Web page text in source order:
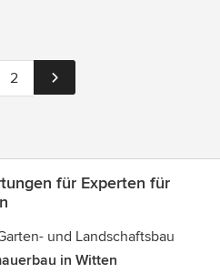
2
für Experten für
und Landschaftsbau
in Witten